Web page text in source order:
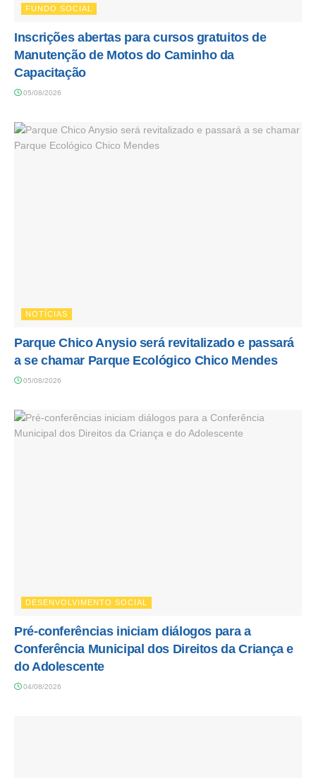
FUNDO SOCIAL
Inscrições abertas para cursos gratuitos de
Manutenção de Motos do Caminho da
Capacitação
05/08/2026
NOTÍCIAS
Parque Chico Anysio será revitalizado e passará
a se chamar Parque Ecológico Chico Mendes
05/08/2026
DESENVOLVIMENTO SOCIAL
Pré-conferências iniciam diálogos para a
Conferência Municipal dos Direitos da Criança e
do Adolescente
04/08/2026